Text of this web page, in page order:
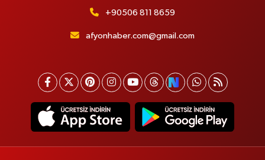
+90506 811 8659
afyonhaber.com@gmail.com